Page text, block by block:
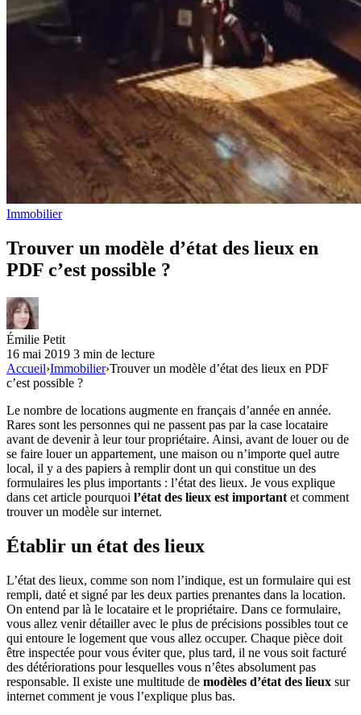
Immobilier
Trouver un modèle d’état des lieux en
PDF c’est possible ?
Émilie Petit
16 mai 2019 3 min de lecture
Accueil›Immobilier›Trouver un modèle d’état des lieux en PDF
c’est possible ?
Le nombre de locations augmente en français d’année en année.
Rares sont les personnes qui ne passent pas par la case locataire
avant de devenir à leur tour propriétaire. Ainsi, avant de louer ou de
se faire louer un appartement, une maison ou n’importe quel autre
local, il y a des papiers à remplir dont un qui constitue un des
formulaires les plus importants : l’état des lieux. Je vous explique
dans cet article pourquoi l’état des lieux est important et comment
trouver un modèle sur internet.
Établir un état des lieux
L’état des lieux, comme son nom l’indique, est un formulaire qui est
rempli, daté et signé par les deux parties prenantes dans la location.
On entend par là le locataire et le propriétaire. Dans ce formulaire,
vous allez venir détailler avec le plus de précisions possibles tout ce
qui entoure le logement que vous allez occuper. Chaque pièce doit
être inspectée pour vous éviter que, plus tard, il ne vous soit facturé
des détériorations pour lesquelles vous n’êtes absolument pas
responsable. Il existe une multitude de modèles d’état des lieux sur
internet comment je vous l’explique plus bas.